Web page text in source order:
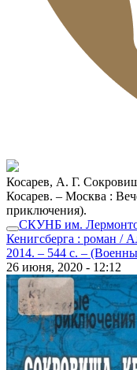
Косарев, А. Г.
Косарев. – Москва :
приключения).
СКУНБ им.
Кенигсберга : роман /
2014. – 544 с. –
26 июня, 2020 - 12:12